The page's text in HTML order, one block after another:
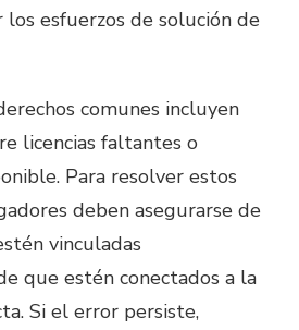
esfuerzos de solución de
comunes incluyen
licencias faltantes o
Para resolver estos
deben asegurarse de
vinculadas
que estén conectados a la
Si el error persiste,